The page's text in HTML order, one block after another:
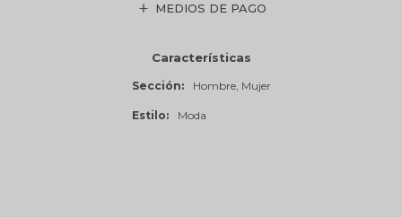
MEDIOS DE PAGO
Características
Sección Hombre, Mujer
Estilo Moda